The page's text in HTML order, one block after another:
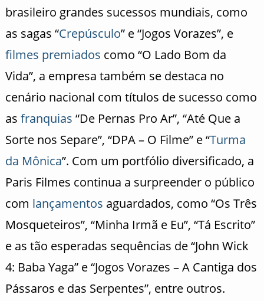
brasileiro grandes sucessos mundiais, como
as sagas “Crepúsculo” e “Jogos Vorazes”, e
filmes premiados como “O Lado Bom da
Vida”, a empresa também se destaca no
cenário nacional com títulos de sucesso como
as franquias “De Pernas Pro Ar”, “Até Que a
Sorte nos Separe”, “DPA – O Filme” e “Turma
da Mônica”. Com um portfólio diversificado, a
Paris Filmes continua a surpreender o público
com lançamentos aguardados, como “Os Três
Mosqueteiros”, “Minha Irmã e Eu”, “Tá Escrito”
e as tão esperadas sequências de “John Wick
4: Baba Yaga” e “Jogos Vorazes – A Cantiga dos
Pássaros e das Serpentes”, entre outros.